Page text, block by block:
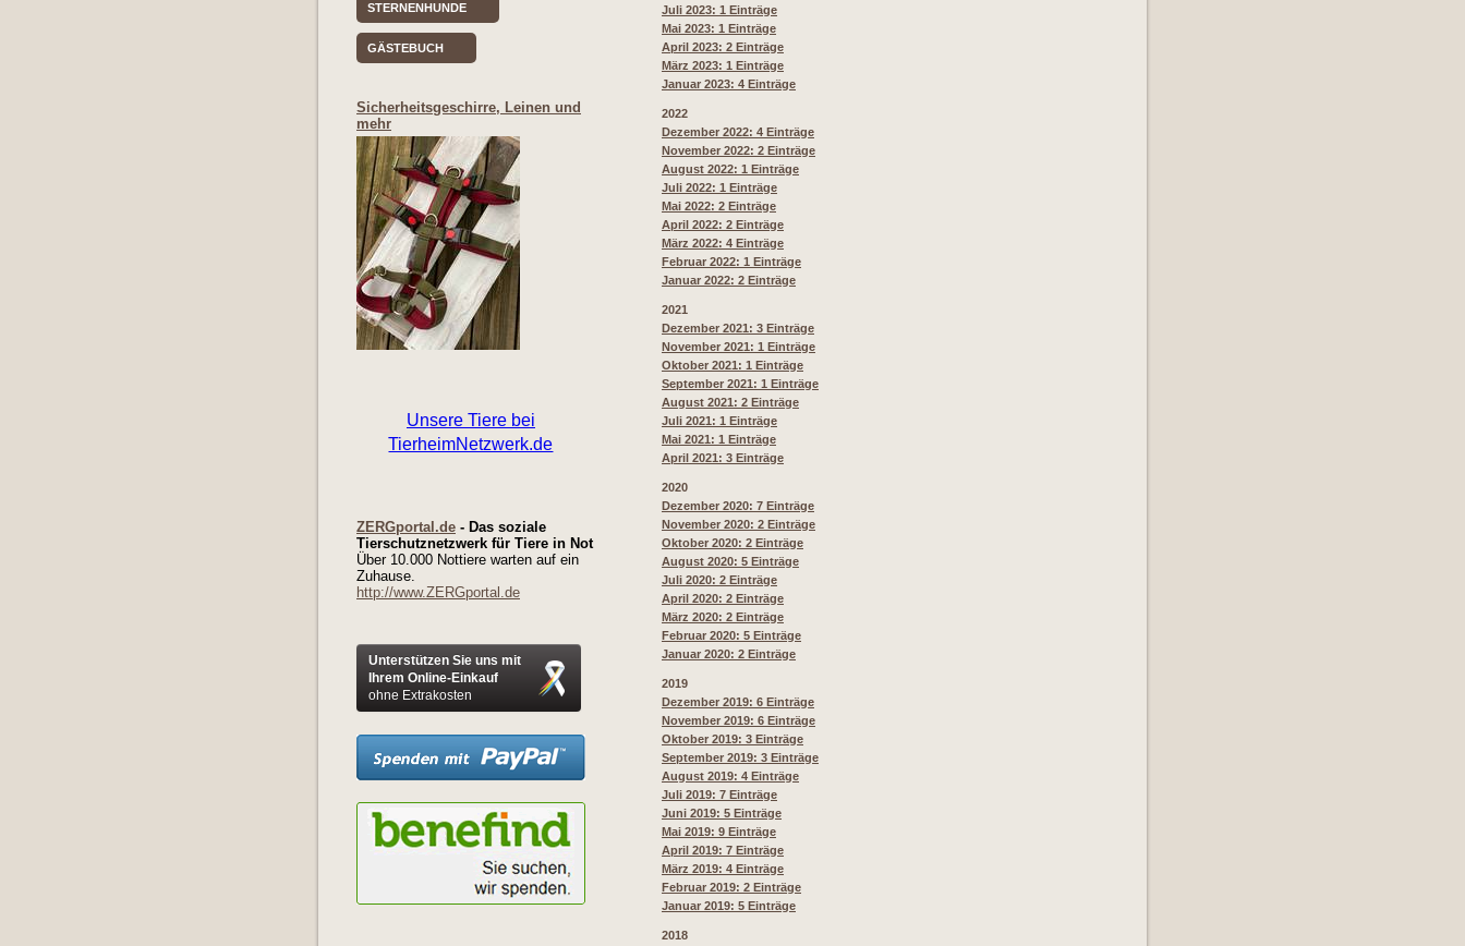
STERNENHUNDE
GÄSTEBUCH
Sicherheitsgeschirre, Leinen und
mehr
ZERGportal.de - Das soziale
Tierschutznetzwerk für Tiere in Not
Über 10.000 Nottiere warten auf ein
Zuhause.
http://www.ZERGportal.de
Unterstützen Sie uns mit
Ihrem Online-Einkauf
ohne Extrakosten
Juli 2023: 1 Einträge
Mai 2023: 1 Einträge
April 2023: 2 Einträge
März 2023: 1 Einträge
Januar 2023: 4 Einträge
2022
Dezember 2022: 4 Einträge
November 2022: 2 Einträge
August 2022: 1 Einträge
Juli 2022: 1 Einträge
Mai 2022: 2 Einträge
April 2022: 2 Einträge
März 2022: 4 Einträge
Februar 2022: 1 Einträge
Januar 2022: 2 Einträge
2021
Dezember 2021: 3 Einträge
November 2021: 1 Einträge
Oktober 2021: 1 Einträge
September 2021: 1 Einträge
August 2021: 2 Einträge
Juli 2021: 1 Einträge
Mai 2021: 1 Einträge
April 2021: 3 Einträge
2020
Dezember 2020: 7 Einträge
November 2020: 2 Einträge
Oktober 2020: 2 Einträge
August 2020: 5 Einträge
Juli 2020: 2 Einträge
April 2020: 2 Einträge
März 2020: 2 Einträge
Februar 2020: 5 Einträge
Januar 2020: 2 Einträge
2019
Dezember 2019: 6 Einträge
November 2019: 6 Einträge
Oktober 2019: 3 Einträge
September 2019: 3 Einträge
August 2019: 4 Einträge
Juli 2019: 7 Einträge
Juni 2019: 5 Einträge
Mai 2019: 9 Einträge
April 2019: 7 Einträge
März 2019: 4 Einträge
Februar 2019: 2 Einträge
Januar 2019: 5 Einträge
2018